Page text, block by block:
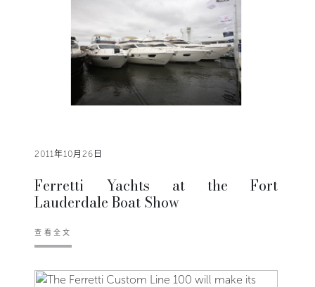
2011年10月26日
Ferretti Yachts at the Fort
Lauderdale Boat Show
查看全文